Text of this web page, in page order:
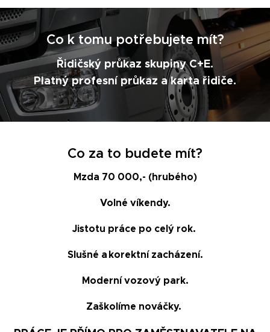
Co k tomu potřebujete mít?
Řidičský průkaz skupiny C+E.
Platný profesní průkaz a karta řidiče.
Co za to budete mít?
Mzda 70 000,- (hrubého)
Volné víkendy.
Jistotu práce po celý rok.
Slušné a korektní zacházení.
Moderní vozový park.
Zaškolíme nováčky.